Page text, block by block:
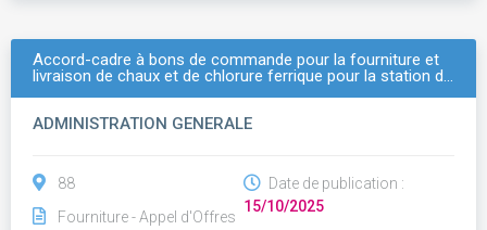
Accord-cadre à bons de commande pour la fourniture et
livraison de chaux et de chlorure ferrique pour la station d…
ADMINISTRATION GENERALE
88
Fourniture - Appel d'Offres
Date de publication :
15/10/2025